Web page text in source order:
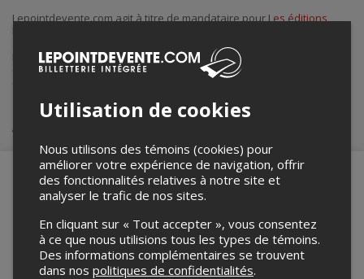
courriel
Lepointdevente.com agit à titre de mandataire pourLes éditions
Pour plus d’information à propos de cet événement, veuillez
contacter l’organisateur de l’événement,Les éditions Matita
Achat de billets
Merci de confirmer que vous n'êtes pas un
robot ci-bas.
Utilisation de cookies
Nous utilisons des témoins (cookies) pour
améliorer votre expérience de navigation, offrir
des fonctionnalités relatives à notre site et
analyser le trafic de nos sites.
En cliquant sur « Tout accepter », vous consentez
à ce que nous utilisions tous les types de témoins.
Des informations complémentaires se trouvent
dans nos politiques de confidentialités.